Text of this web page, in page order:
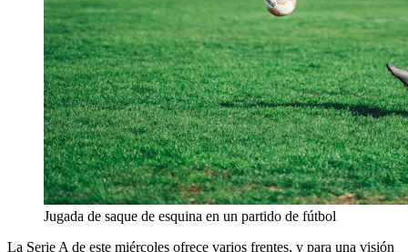
Jugada de saque de esquina en un partido de fútbol
La Serie A de este miércoles ofrece varios frentes, y para una visión